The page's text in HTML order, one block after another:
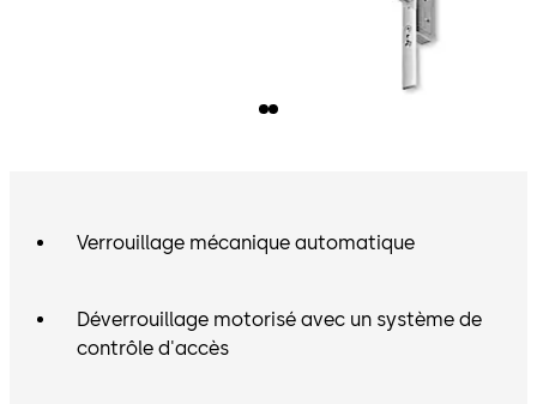
Verrouillage mécanique automatique
Déverrouillage motorisé avec un système de
contrôle d'accès